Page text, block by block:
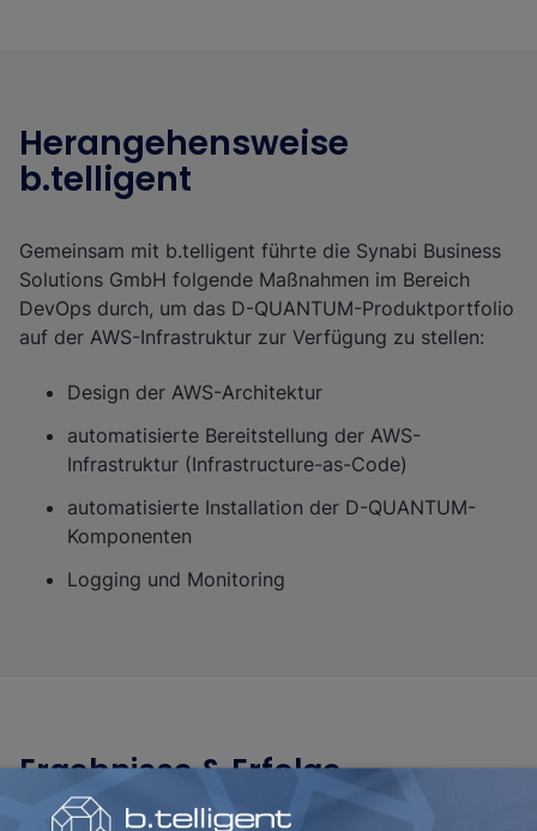
Herangehensweise
b.telligent
Gemeinsam mit b.telligent führte die Synabi Business
Solutions GmbH folgende Maßnahmen im Bereich
DevOps durch, um das D-QUANTUM-Produktportfolio
auf der AWS-Infrastruktur zur Verfügung zu stellen:
Design der AWS-Architektur
automatisierte Bereitstellung der AWS-
Infrastruktur (Infrastructure-as-Code)
automatisierte Installation der D-QUANTUM-
Komponenten
Logging und Monitoring
Ergebnisse & Erfolge